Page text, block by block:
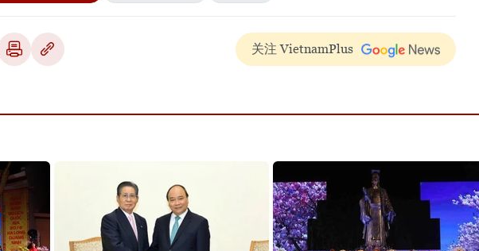
关注 VietnamPlus